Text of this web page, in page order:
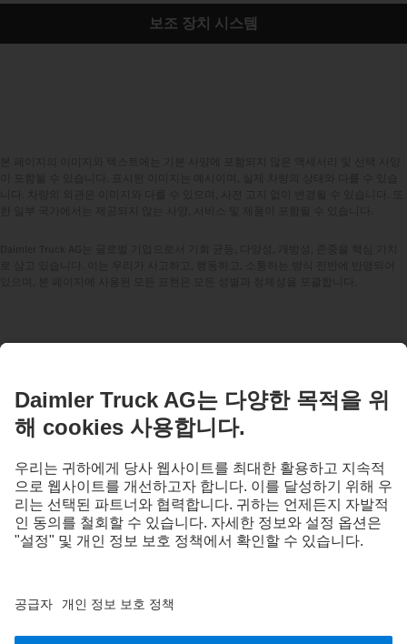
보조 장치 시스템
언제든 문의해주십시오.
당사의 디지털 채널에서 Mercedes-Benz Trucks에 대해 자세
히 알아보십시오.